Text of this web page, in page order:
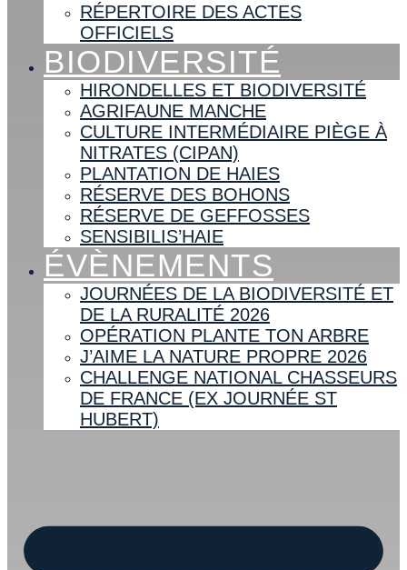
RÉPERTOIRE DES ACTES
OFFICIELS
BIODIVERSITÉ
HIRONDELLES ET BIODIVERSITÉ
AGRIFAUNE MANCHE
CULTURE INTERMÉDIAIRE PIÈGE À
NITRATES (CIPAN)
PLANTATION DE HAIES
RÉSERVE DES BOHONS
RÉSERVE DE GEFFOSSES
SENSIBILIS’HAIE
ÉVÈNEMENTS
JOURNÉES DE LA BIODIVERSITÉ ET
DE LA RURALITÉ 2026
OPÉRATION PLANTE TON ARBRE
J’AIME LA NATURE PROPRE 2026
CHALLENGE NATIONAL CHASSEURS
DE FRANCE (EX JOURNÉE ST
HUBERT)